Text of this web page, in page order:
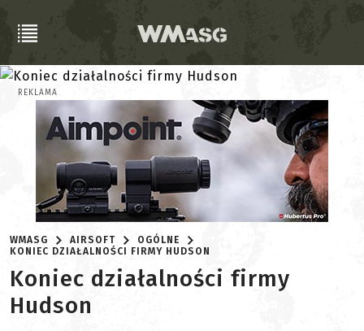
REKLAMA
WMASG AIRSOFT
OGÓLNE
KONIEC DZIAŁALNOŚCI FIRMY HUDSON
Koniec działalności firmy
Hudson